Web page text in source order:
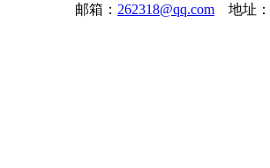
邮箱： 262318@qq.com 地址